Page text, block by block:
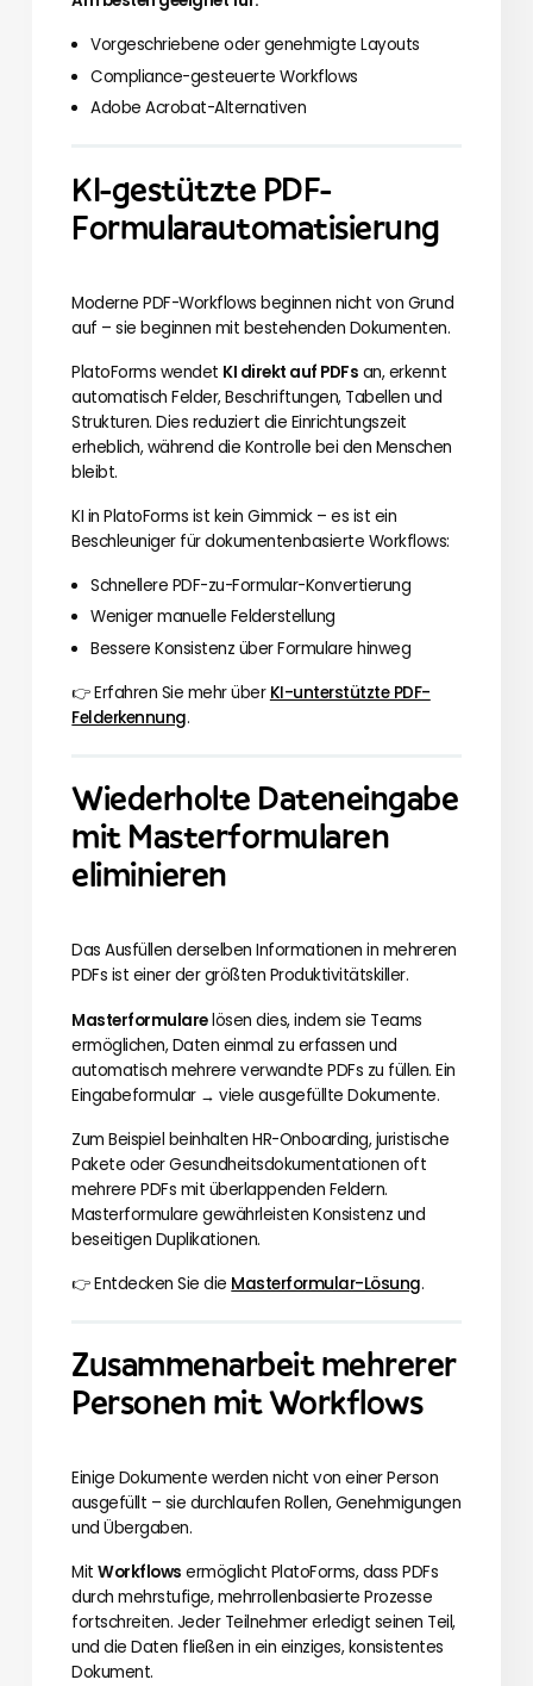
Vorgeschriebene oder genehmigte Layouts
Compliance-gesteuerte Workflows
Adobe Acrobat-Alternativen
KI-gestützte PDF-
Formularautomatisierung
Moderne PDF-Workflows beginnen nicht von Grund
auf – sie beginnen mit bestehenden Dokumenten.
PlatoForms wendet KI direkt auf PDFs an, erkennt
automatisch Felder, Beschriftungen, Tabellen und
Strukturen. Dies reduziert die Einrichtungszeit
erheblich, während die Kontrolle bei den Menschen
bleibt.
KI in PlatoForms ist kein Gimmick – es ist ein
Beschleuniger für dokumentenbasierte Workflows:
Schnellere PDF-zu-Formular-Konvertierung
Weniger manuelle Felderstellung
Bessere Konsistenz über Formulare hinweg
👉 Erfahren Sie mehr über KI-unterstützte PDF-
Felderkennung.
Wiederholte Dateneingabe
mit Masterformularen
eliminieren
Das Ausfüllen derselben Informationen in mehreren
PDFs ist einer der größten Produktivitätskiller.
Masterformularelösen dies, indem sie Teams
ermöglichen, Daten einmal zu erfassen und
automatisch mehrere verwandte PDFs zu füllen. Ein
Eingabeformular → viele ausgefüllte Dokumente.
Zum Beispiel beinhalten HR-Onboarding, juristische
Pakete oder Gesundheitsdokumentationen oft
mehrere PDFs mit überlappenden Feldern.
Masterformulare gewährleisten Konsistenz und
beseitigen Duplikationen.
👉 Entdecken Sie die Masterformular-Lösung.
Zusammenarbeit mehrerer
Personen mit Workflows
Einige Dokumente werden nicht von einer Person
ausgefüllt – sie durchlaufen Rollen, Genehmigungen
und Übergaben.
MitWorkflows ermöglicht PlatoForms, dass PDFs
durch mehrstufige, mehrrollenbasierte Prozesse
fortschreiten. Jeder Teilnehmer erledigt seinen Teil,
und die Daten fließen in ein einziges, konsistentes
Dokument.